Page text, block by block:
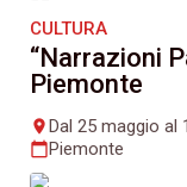
CULTURA
“Narrazioni
Piemonte
placeDal 25 maggio al
calendar_todayPiemonte